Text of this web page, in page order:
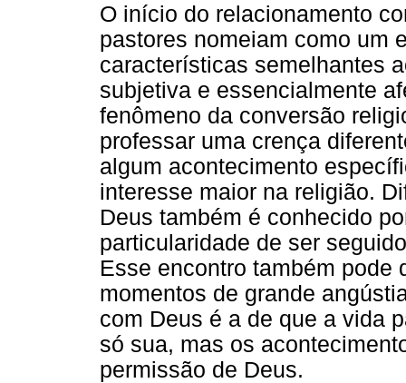
O início do relacionamento
pastores nomeiam como um
características semelhantes
subjetiva e essencialmente
fenômeno da conversão
professar uma crença
algum acontecimento
interesse maior na religião.
Deus também é conhecido
particularidade de ser
Esse encontro também pode
momentos de grande
com Deus é a de que a vida
só sua, mas os
permissão de Deus.